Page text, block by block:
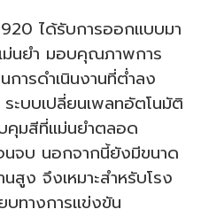
ได้รับการออกแบบมา
ม่นยำ มอบคุณภาพการ
ารดำเนินงานที่ต่ำลง
ะบบเปลี่ยนเพลทอัตโนมัติ
คุมสีที่แม่นยำตลอด
จบ นอกจากนี้ยังมีขนาด
สูง จึงเหมาะสำหรับโรง
ทางการแข่งขัน